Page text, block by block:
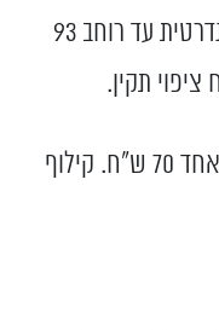
התעריפים הן למידות של דלת סטנדרטית עד רוחב 93
תוספות מחיר : תיקון משטח לצד אחד 70 ש"ח. קילוף